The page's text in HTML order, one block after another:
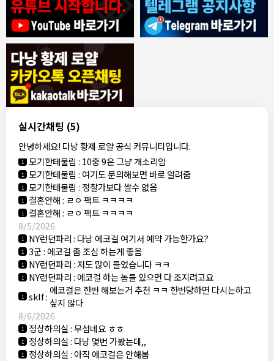
실시간채팅 (5)
안녕하세요! 다낭 황제 로얄 공식 커뮤니티입니다.
7/30/2026
1 동동이:오늘 무슨 날인가요
1 동동이:군인들이 뭐 하는데 다낭에서
1 1000억 대표:축제 하던디요
8/4/2026
1 빨갱이관타나모:ㅎㅇ
1
빨갱이
관타나
모
:아까 오픈채팅에서 로컬 브로커라는 애가 카톡 왔는데
가라오케 최저가로 맞춰준다는데 여기 가...
1
언성높이
지마라
:안녕하세요! 다음 주에 친구들과 3명이서 다낭 가는
데 예약 문의드립니다.
1 모기한테물림:ㅋㅋㅋ 최저가라고 하면 비교해보세요
1 모기한테물림 : 10중 9은 그냥 개소리임
1 모기한테물림 : 여기도 문의해보면 바로 알려줌
1 모기한테물림 : 정찰가보다 쌀수 없음
1 결혼안해: ㄹㅇ 팩트 ㅋㅋㅋㅋ
1 결혼안해: ㄹㅇ 팩트 ㅋㅋㅋㅋ
8/5/2026
1 NY런던파리: 다낭 에코걸 여기서 예약 가능한가요?
1 3군: 에코걸 좀 조심 하는게 좋음
1 NY런던파리:저도 많이 들었습니다 ㅋㅋ
1 NY런던파리: 에코걸 하는 놈들 있으면 다 조지려고요
1 sklf: 에코걸은 한번 해보는거 추천 ㅋㅋ 한번당하면 다시는하고
싶지 않다
8/6/2026
1 정상하의실:무섭네요 ㅎㅎ
1 정상하의실: 다낭 몇번 가봤는데,,
1 정상하의실: 아직 에코걸은 안해봄